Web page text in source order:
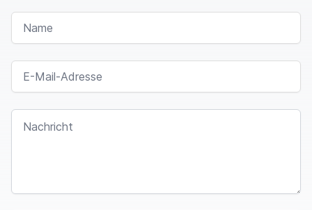
NAME
E-MAIL-ADRESSE
NACHRICHT